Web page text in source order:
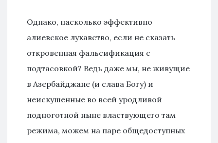
Однако, насколько эффективно
алиевское лукавство, если не сказать
откровенная фальсификация с
подтасовкой? Ведь даже мы, не живущие
в Азербайджане (и слава Богу) и
неискушенные во всей уродливой
подноготной ныне властвующего там
режима, можем на паре общедоступных